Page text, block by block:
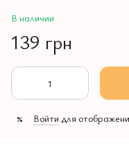
В наличии
139 грн
% Войти для